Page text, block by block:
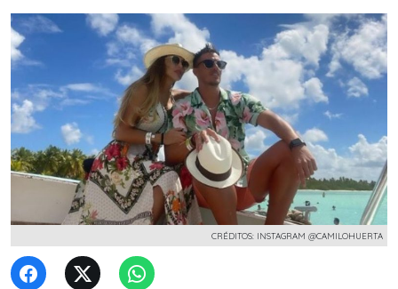
CRÉDITOS: INSTAGRAM @CAMILOHUERTA